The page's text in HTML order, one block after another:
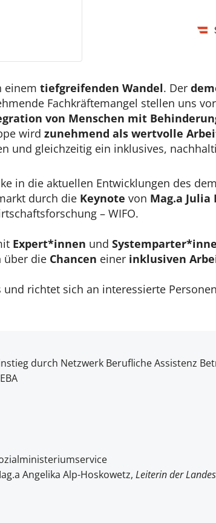
einem tiefgreifenden Wandel. Der
Fachkräftemangel stellen uns
von Menschen mit
wird zunehmend als wertvolle
und gleichzeitig ein inklusives,
in die aktuellen Entwicklungen des
durch die Keynote von Mag.a Julia
– WIFO.
Expert*innen und
über die Chancen einer inklusiven
richtet sich an interessierte
durch Netzwerk Berufliche Assistenz
Angelika Alp-Hoskowetz, Leiterin der